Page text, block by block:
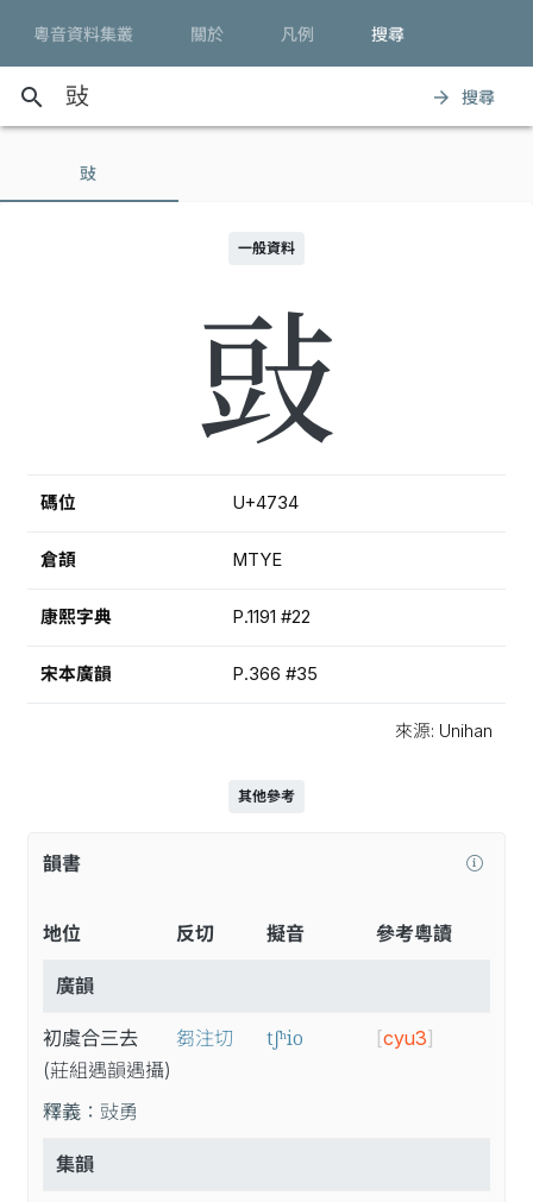
粵音資料集叢 關於 凡例 搜尋
search arrow_forward 搜尋
䜴
一般資料
䜴
碼位 U+4734
倉頡 MTYE
康熙字典 P.1191 #22
宋本廣韻 P.366 #35
來源: Unihan
其他參考
韻書
地位 反切 擬音 參考粵讀
廣韻
初虞合三去
(莊組遇韻遇攝)
芻注切 tʃʰio [cyu3]
釋義： 䜴勇
集韻